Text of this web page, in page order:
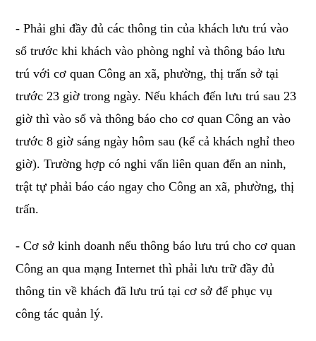
- Phải ghi đầy đủ các thông tin của khách lưu trú vào
sổ trước khi khách vào phòng nghỉ và thông báo lưu
trú với cơ quan Công an xã, phường, thị trấn sở tại
trước 23 giờ trong ngày. Nếu khách đến lưu trú sau 23
giờ thì vào sổ và thông báo cho cơ quan Công an vào
trước 8 giờ sáng ngày hôm sau (kể cả khách nghỉ theo
giờ). Trường hợp có nghi vấn liên quan đến an ninh,
trật tự phải báo cáo ngay cho Công an xã, phường, thị
trấn.
- Cơ sở kinh doanh nếu thông báo lưu trú cho cơ quan
Công an qua mạng Internet thì phải lưu trữ đầy đủ
thông tin về khách đã lưu trú tại cơ sở để phục vụ
công tác quản lý.